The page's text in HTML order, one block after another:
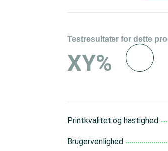
Testresultater for dette
XY%
Printkvalitet og hastighed
Brugervenlighed